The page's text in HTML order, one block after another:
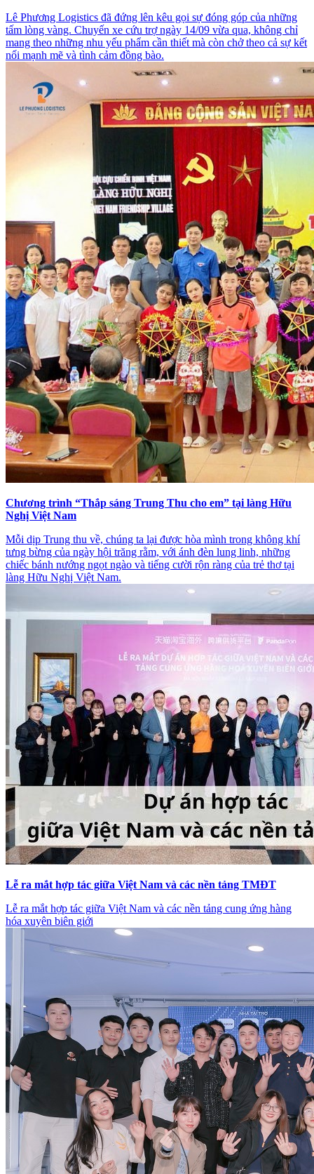
Lê Phương Logistics đã đứng lên kêu gọi sự đóng góp của những
tấm lòng vàng. Chuyến xe cứu trợ ngày 14/09 vừa qua, không chỉ
mang theo những nhu yếu phẩm cần thiết mà còn chở theo cả sự kết
nối mạnh mẽ và tình cảm đồng bào.
Chương trình “Thắp sáng Trung Thu cho em” tại làng Hữu
Nghị Việt Nam
Mỗi dịp Trung thu về, chúng ta lại được hòa mình trong không khí
tưng bừng của ngày hội trăng rằm, với ánh đèn lung linh, những
chiếc bánh nướng ngọt ngào và tiếng cười rộn ràng của trẻ thơ tại
làng Hữu Nghị Việt Nam.
Lễ ra mắt hợp tác giữa Việt Nam và các nền tảng TMĐT
Lễ ra mắt hợp tác giữa Việt Nam và các nền tảng cung ứng hàng
hóa xuyên biên giới